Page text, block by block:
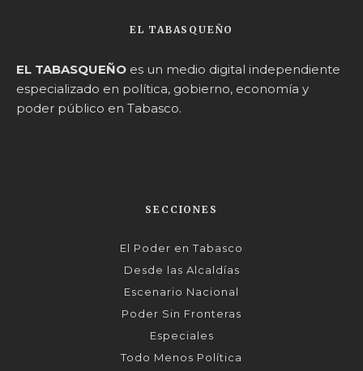
EL TABASQUEÑO
EL TABASQUEÑO es un medio digital independiente
especializado en política, gobierno, economía y
poder público en Tabasco.
SECCIONES
El Poder en Tabasco
Desde las Alcaldías
Escenario Nacional
Poder Sin Fronteras
Especiales
Todo Menos Política